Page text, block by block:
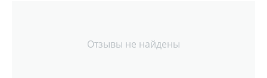
Отзывы не найдены